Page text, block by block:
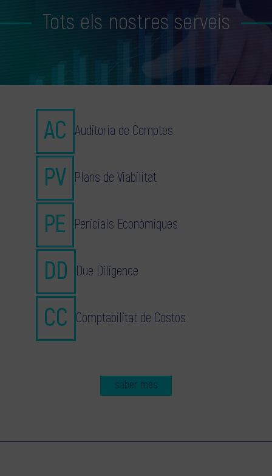
Tots els nostres serveis
Auditoria de Comptes
Plans de Viabilitat
Pericials Econòmiques
Due Diligence
Comptabilitat de Costos
saber més